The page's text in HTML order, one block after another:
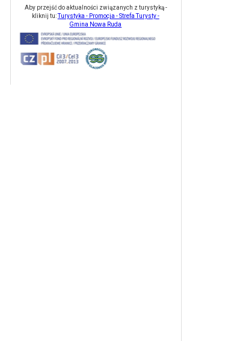
Aby przejść do aktualności związanych z turystyką -
kliknij tu:
Turystyka - Promocja - Strefa Turysty -
Gmina Nowa Ruda